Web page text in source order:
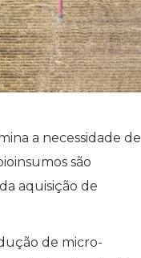
a necessidade de
são
aquisição de
de micro-